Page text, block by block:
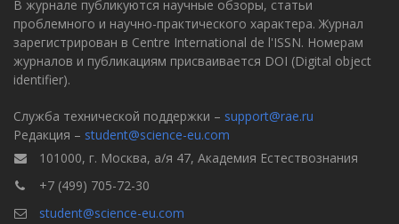
В журнале публикуются научные обзоры, статьи
проблемного и научно-практического характера. Журнал
зарегистрирован в Centre International de l'ISSN. Номерам
журналов и публикациям присваивается DOI (Digital object
identifier).
Служба технической поддержки – support@rae.ru
Редакция – student@science-eu.com
101000, г. Москва, а/я 47, Академия Естествознания
+7 (499) 705-72-30
student@science-eu.com